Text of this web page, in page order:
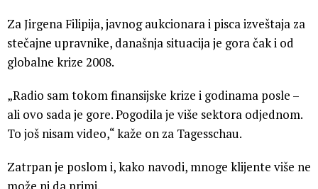
Za Jirgena Filipija, javnog aukcionara i pisca izveštaja za
stečajne upravnike, današnja situacija je gora čak i od
globalne krize 2008.
„Radio sam tokom finansijske krize i godinama posle –
ali ovo sada je gore. Pogodila je više sektora odjednom.
To još nisam video,“ kaže on za Tagesschau.
Zatrpan je poslom i, kako navodi, mnoge klijente više ne